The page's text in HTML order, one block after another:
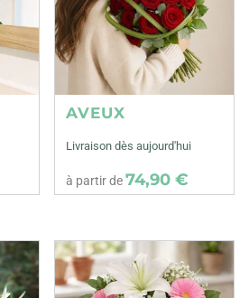
AVEUX
Livraison dès aujourd'hui
à partir de74,90 €